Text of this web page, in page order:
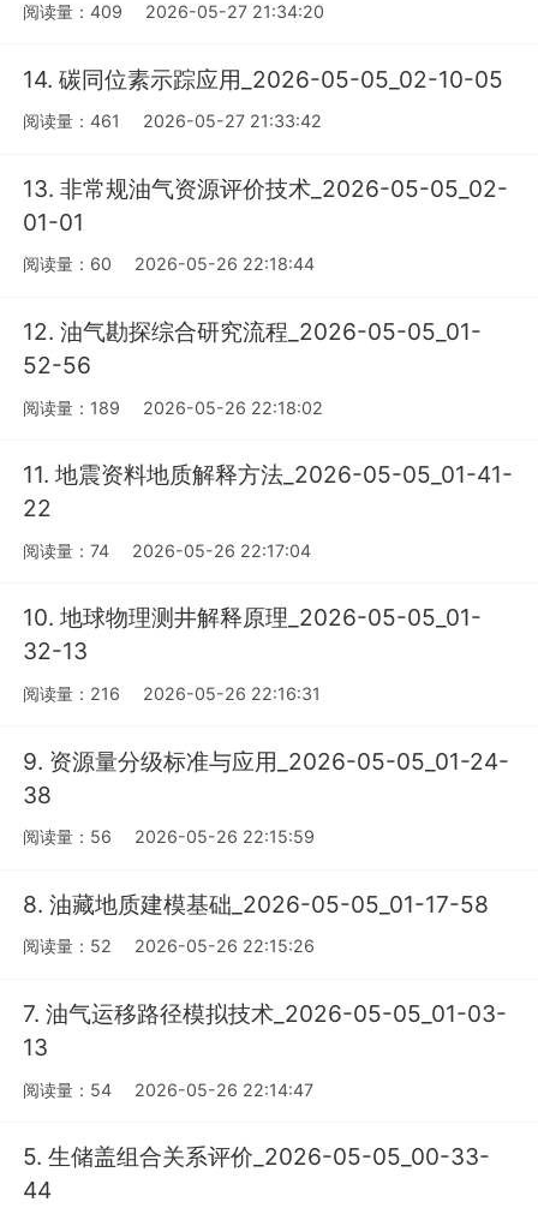
阅读量：409 2026-05-27 21:34:20
14. 碳同位素示踪应用_2026-05-05_02-10-05
阅读量：461 2026-05-27 21:33:42
13. 非常规油气资源评价技术_2026-05-05_02-
01-01
阅读量：60 2026-05-26 22:18:44
12. 油气勘探综合研究流程_2026-05-05_01-
52-56
阅读量：189 2026-05-26 22:18:02
11. 地震资料地质解释方法_2026-05-05_01-41-
22
阅读量：74 2026-05-26 22:17:04
10. 地球物理测井解释原理_2026-05-05_01-
32-13
阅读量：216 2026-05-26 22:16:31
9. 资源量分级标准与应用_2026-05-05_01-24-
38
阅读量：56 2026-05-26 22:15:59
8. 油藏地质建模基础_2026-05-05_01-17-58
阅读量：52 2026-05-26 22:15:26
7. 油气运移路径模拟技术_2026-05-05_01-03-
13
阅读量：54 2026-05-26 22:14:47
5. 生储盖组合关系评价_2026-05-05_00-33-
44